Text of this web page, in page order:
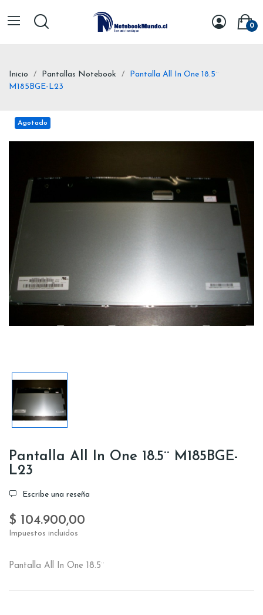
0
Inicio Pantallas Notebook
Pantalla All In One 18.5¨
M185BGE-L23
Agotado
Pantalla All In One 18.5¨ M185BGE-
L23
Escribe una reseña
$ 104.900,00
Impuestos incluidos
Pantalla All In One 18.5¨